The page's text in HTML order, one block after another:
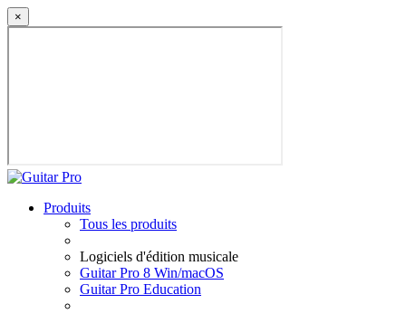
×
Produits
Tous les produits
Logiciels d'édition musicale
Guitar Pro 8 Win/macOS
Guitar Pro Education